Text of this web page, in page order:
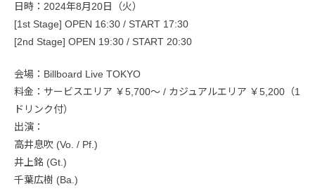
日時：2024年8月20日（火）
[1st Stage] OPEN 16:30 / START 17:30
[2nd Stage] OPEN 19:30 / START 20:30
会場：Billboard Live TOKYO
料金：サービスエリア ￥5,700～ / カジュアルエリア ￥5,200（1
ドリンク付）
出演：
高井息吹 (Vo. / Pf.)
井上銘 (Gt.)
千葉広樹 (Ba.)